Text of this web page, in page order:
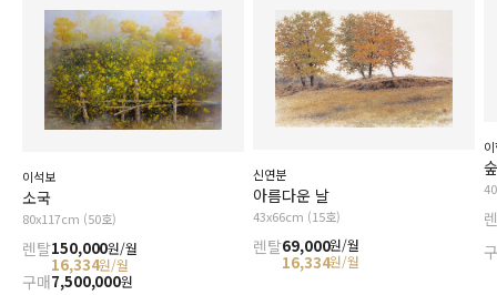
이석보
소국
80x117cm (50호)
렌탈150,000원/월
16,334원/월
구매7,500,000원
신연분
아름다운 날
43x66cm (15호)
렌탈69,000원/월
16,334원/월